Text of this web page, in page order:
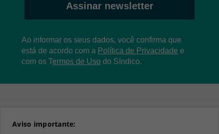
Assinar newsletter
Ao informar os seus dados, você confirma que
está de acordo com a Política de Privacidade e
com os Termos de Uso do Síndico.
Aviso importante: